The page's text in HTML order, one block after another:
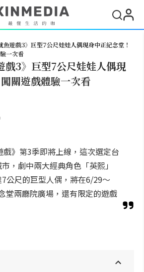
遊戲3》巨型7公尺娃娃人偶現身中正紀念堂！
一次看
3》巨型7公尺娃娃人偶現
關遊戲體驗一次看
》第3季即將上線，這次選定台
，劇中兩大經典角色「英熙」
公尺的巨型人偶，將在6/29～
堂兩廳院廣場，還有限定的遊戲